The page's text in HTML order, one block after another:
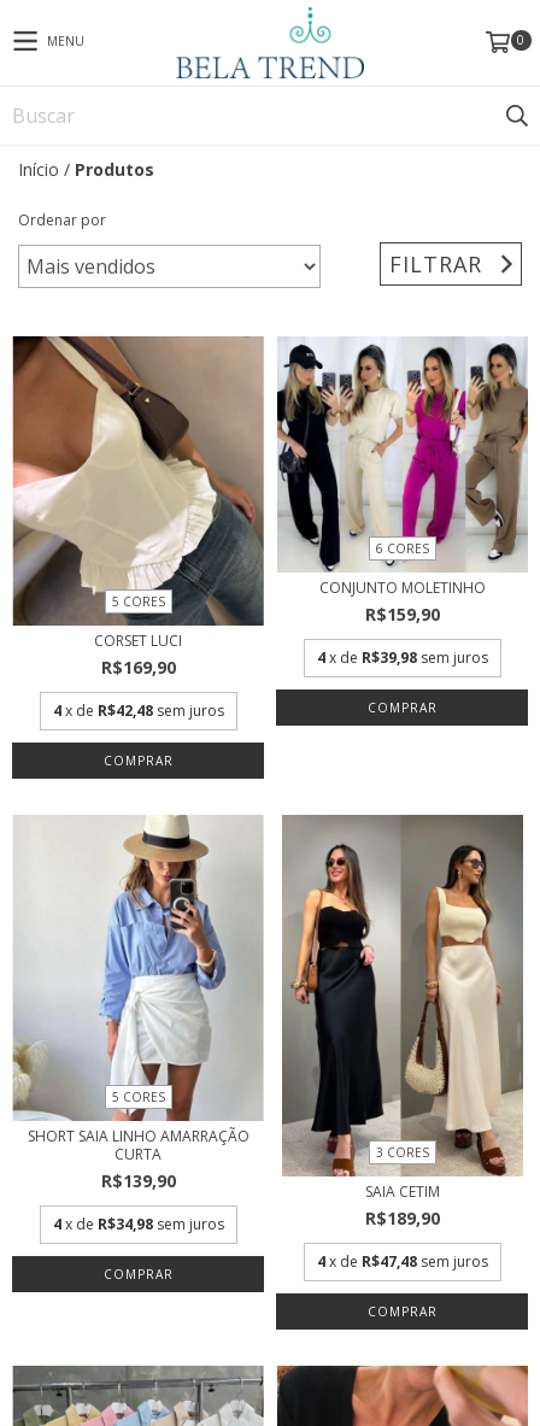
MENU 0
Início / Produtos
Ordenar por
FILTRAR
5 CORES
CORSET LUCI
R$169,90
4 x de R$42,48 sem juros
COMPRAR
6 CORES
CONJUNTO MOLETINHO
R$159,90
4 x de R$39,98 sem juros
COMPRAR
5 CORES
SHORT SAIA LINHO AMARRAÇÃO
CURTA
R$139,90
4 x de R$34,98 sem juros
COMPRAR
3 CORES
SAIA CETIM
R$189,90
4 x de R$47,48 sem juros
COMPRAR